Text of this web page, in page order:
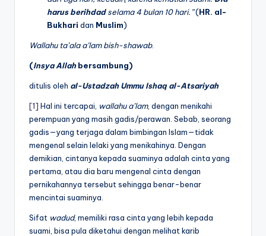
harus berihdadselama 4 bulan 10 hari.”(HR. al-
Bukhari dan Muslim)
Wallahu ta’ala a’lam bish-shawab.
(Insya Allahbersambung)
ditulis oleh al-Ustadzah Ummu Ishaq al-Atsariyah
[1] Hal ini tercapai, wallahu a’lam, dengan menikahi
perempuan yang masih gadis/perawan. Sebab, seorang
gadis—yang terjaga dalam bimbingan Islam—tidak
mengenal selain lelaki yang menikahinya. Dengan
demikian, cintanya kepada suaminya adalah cinta yang
pertama, atau dia baru mengenal cinta dengan
pernikahannya tersebut sehingga benar-benar
mencintai suaminya.
Sifat wadud, memiliki rasa cinta yang lebih kepada
suami, bisa pula diketahui dengan melihat karib